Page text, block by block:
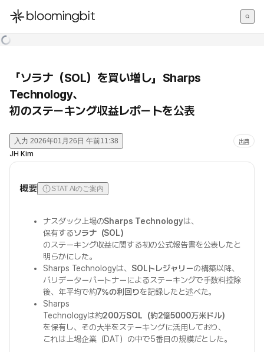
한국어
「ソラナ（SOL）を買い増し」Sharps
Technology、
初のステーキング収益レポートを公表
入力 2026年01月26日 午前11:38 出典
JH Kim
概要 STAT AIのご案内
ナスダック上場のSharps Technologyは、
保有するソラナ（SOL）
のステーキング収益に関する初の公式報告書を公表したと
明らかにした。
Sharps Technologyは、 SOLトレジャリーの構築以降、
バリデーターパートナーによるステーキングで手数料控除
後、年平均で約7%の利回りを記録したと述べた。
Sharps
Technologyは約200万SOL（約2億5000万米ドル）
を保有し、その大半をステーキングに活用しており、
これは上場企業（DAT）の中で5番目の規模だとした。